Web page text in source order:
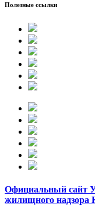
Полезные ссылки
Официальный сайт
жилищного надзора